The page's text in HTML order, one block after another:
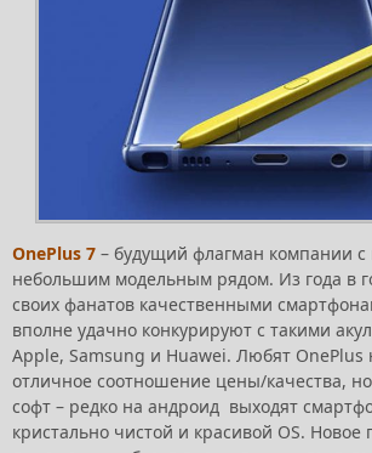
OnePlus 7 – будущий флагман компании с
небольшим модельным рядом. Из года в
своих фанатов качественными
вполне удачно конкурируют с такими
Apple, Samsung и Huawei. Любят OnePlus
отличное соотношение цены/качества,
софт – редко на андроид выходят
кристально чистой и красивой OS. Новое